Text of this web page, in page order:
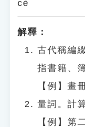
cè
解釋：
古代稱編
指書籍、
【例】畫
量詞。計
【例】第